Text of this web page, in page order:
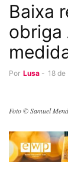
Baixa
obriga
Por Lusa - 18
Foto © Samuel